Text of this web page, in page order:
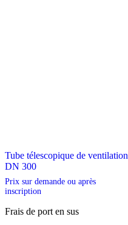
Tube télescopique de ventilation
DN 300
Prix sur demande ou après
inscription
Frais de port en sus